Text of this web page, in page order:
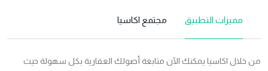
مميزات التطبيق مجتمع اكاسيا
من خلال اكاسيا يمكنك الآن متابعة أصولك العقارية بكل سهولة حيث